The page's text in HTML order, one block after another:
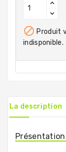
 Produit
indisponible.
La description
Présentation